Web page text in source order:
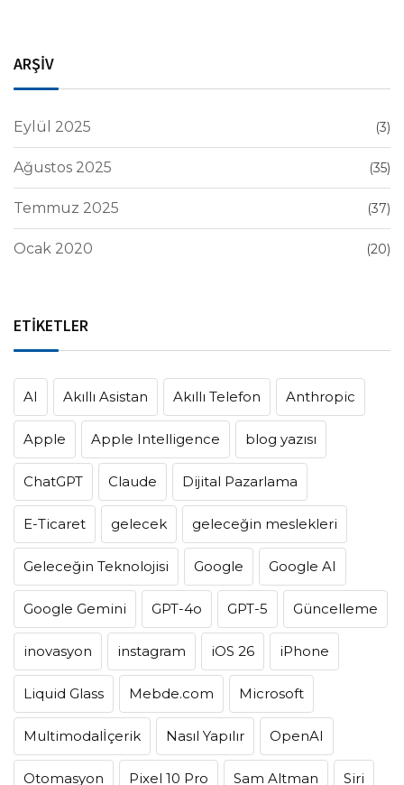
ARŞİV
Eylül 2025 (3)
Ağustos 2025 (35)
Temmuz 2025 (37)
Ocak 2020 (20)
ETİKETLER
AI Akıllı Asistan Akıllı Telefon Anthropic
Apple Apple Intelligence blog yazısı
ChatGPT Claude Dijital Pazarlama
E-Ticaret gelecek geleceğin meslekleri
Geleceğin Teknolojisi Google Google AI
Google Gemini GPT-4o GPT-5 Güncelleme
inovasyon instagram iOS 26 iPhone
Liquid Glass Mebde.com Microsoft
Multimodalİçerik Nasıl Yapılır OpenAI
Otomasyon Pixel 10 Pro Sam Altman Siri